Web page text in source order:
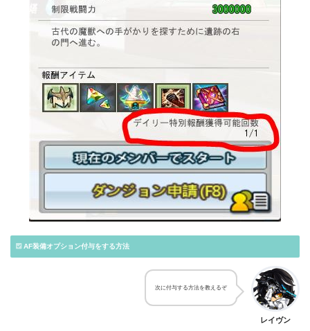
AF装備オプション付与をする方法
レイヴン
次に付与する方法を教えるぞ